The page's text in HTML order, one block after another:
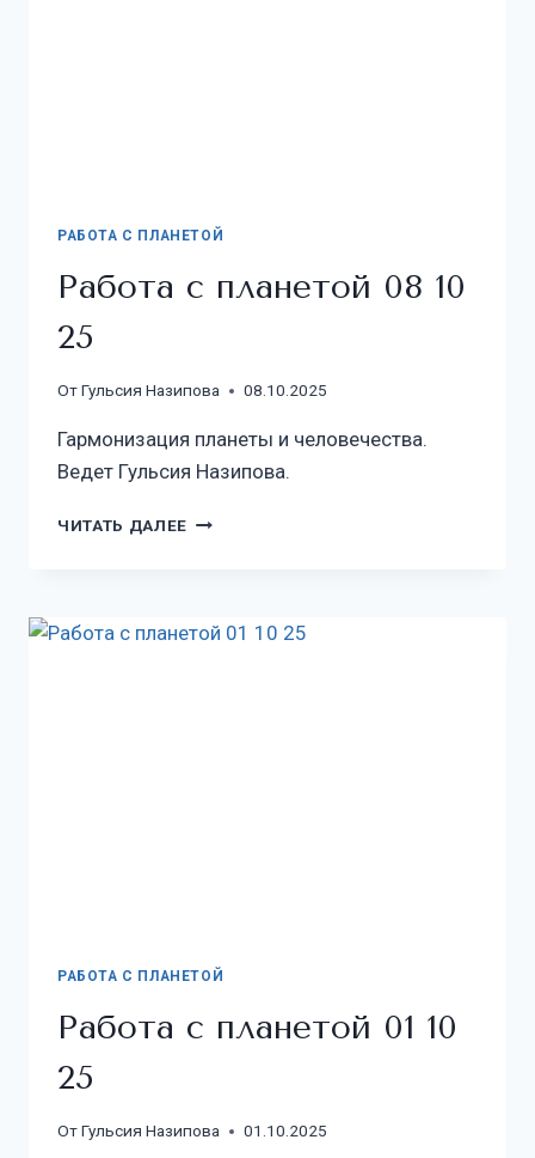
РАБОТА С ПЛАНЕТОЙ
Работа с планетой 08 10
25
ОтГульсия Назипова 08.10.2025
Гармонизация планеты и человечества.
Ведет Гульсия Назипова.
ЧИТАТЬ ДАЛЕЕ
РАБОТА С ПЛАНЕТОЙ
Работа с планетой 01 10
25
ОтГульсия Назипова 01.10.2025